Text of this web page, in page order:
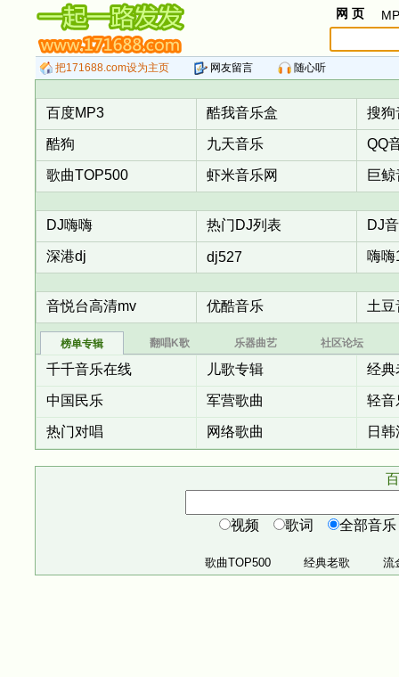
网 页
把171688.com设为主页 网友留言 随心听
百度MP3 酷我音乐盒 搜狗
酷狗 九天音乐 QQ
歌曲TOP500 虾米音乐网 巨
DJ嗨嗨 热门DJ列表 DJ
深港dj dj527 嗨嗨
音悦台高清mv 优酷音乐 土豆
榜单专辑 翻唱K歌 乐器曲艺 社区论坛
千千音乐在线 儿歌专辑 经典
中国民乐 军营歌曲 轻音
热门对唱 网络歌曲 日
视频 歌词 全部音
歌曲TOP500 经典老歌 流